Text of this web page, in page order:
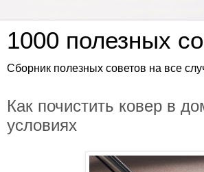
1000 полезных
Сборник полезных советов на все
Как почистить ковер в
условиях